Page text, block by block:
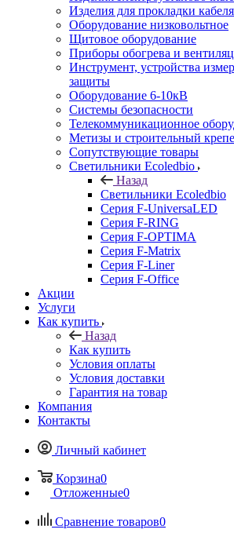
Изделия для прокладки
Оборудование низковольтное
Щитовое оборудование
Приборы обогрева и
Инструмент, устройства
защиты
Оборудование 6-10кВ
Системы безопасности
Телекоммуникационное
Метизы и строительный
Сопутствующие товары
Светильники Ecoledbio
Назад
Светильники Ecoledbio
Серия F-UniversaLED
Серия F-RING
Серия F-OPTIMA
Серия F-Matrix
Серия F-Liner
Серия F-Office
Акции
Услуги
Как купить
Назад
Как купить
Условия оплаты
Условия доставки
Гарантия на товар
Компания
Контакты
Личный кабинет
Корзина0
Отложенные0
Сравнение товаров0